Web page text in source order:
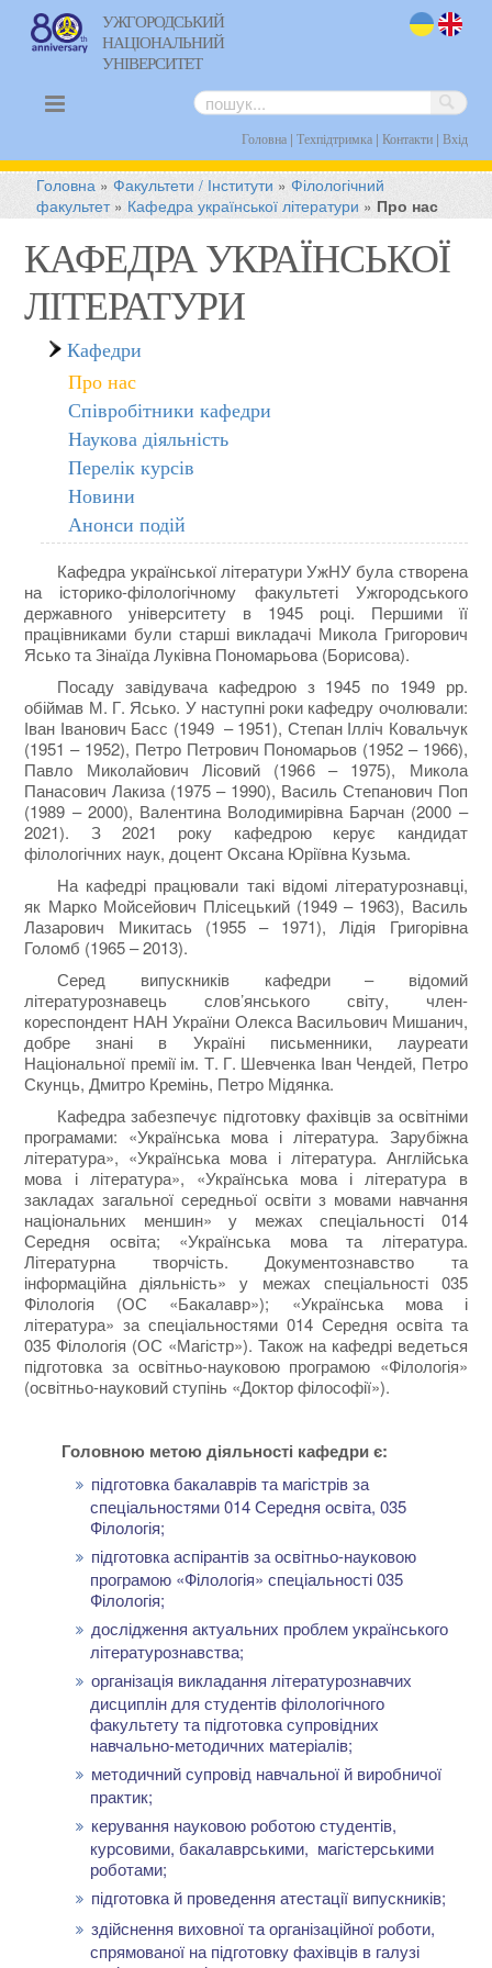
УЖГОРОДСЬКИЙ
НАЦІОНАЛЬНИЙ
УНІВЕРСИТЕТ
Головна| Техпідтримка| Контакти| Вхід
Головна »Факультети / Інститути »Філологічний
факультет» Кафедра української літератури » Про нас
КАФЕДРА УКРАЇНСЬКОЇ
ЛІТЕРАТУРИ
Кафедри
Про нас
Співробітники кафедри
Наукова діяльність
Перелік курсів
Новини
Анонси подій
Кафедра української літератури УжНУ була створена
на історико-філологічному факультеті Ужгородського
державного університету в 1945 році. Першими її
працівниками були старші викладачі Микола Григорович
Ясько та Зінаїда Луківна Пономарьова (Борисова).
Посаду завідувача кафедрою з 1945 по 1949 рр.
обіймав М. Г. Ясько. У наступні роки кафедру очолювали:
Іван Іванович Басс (1949 – 1951), Степан Ілліч Ковальчук
(1951 – 1952), Петро Петрович Пономарьов (1952 – 1966),
Павло Миколайович Лісовий (1966 – 1975), Микола
Панасович Лакиза (1975 – 1990), Василь Степанович Поп
(1989 – 2000), Валентина Володимирівна Барчан (2000 –
2021). З 2021 року кафедрою керує кандидат
філологічних наук, доцент Оксана Юріївна Кузьма.
На кафедрі працювали такі відомі літературознавці,
як Марко Мойсейович Плісецький (1949 – 1963), Василь
Лазарович Микитась (1955 – 1971), Лідія Григорівна
Голомб (1965 – 2013).
Серед випускників кафедри – відомий
літературознавець слов’янського світу, член-
кореспондент НАН України Олекса Васильович Мишанич,
добре знані в Україні письменники, лауреати
Національної премії ім. Т. Г. Шевченка Іван Чендей, Петро
Скунць, Дмитро Кремінь, Петро Мідянка.
Кафедра забезпечує підготовку фахівців за освітніми
програмами: «Українська мова і література. Зарубіжна
література», «Українська мова і література. Англійська
мова і література», «Українська мова і література в
закладах загальної середньої освіти з мовами навчання
національних меншин» у межах спеціальності 014
Середня освіта; «Українська мова та література.
Літературна творчість. Документознавство та
інформаційна діяльність» у межах спеціальності 035
Філологія (ОС «Бакалавр»); «Українська мова і
література» за спеціальностями 014 Середня освіта та
035 Філологія (ОС «Магістр»). Також на кафедрі ведеться
підготовка за освітньо-науковою програмою «Філологія»
(освітньо-науковий ступінь «Доктор філософії»).
Головною метою діяльності кафедри є:
підготовка бакалаврів та магістрів за
спеціальностями 014 Середня освіта, 035
Філологія;
підготовка аспірантів за освітньо-науковою
програмою «Філологія» спеціальності 035
Філологія;
дослідження актуальних проблем українського
літературознавства;
організація викладання літературознавчих
дисциплін для студентів філологічного
факультету та підготовка супровідних
навчально-методичних матеріалів;
методичний супровід навчальної й виробничої
практик;
керування науковою роботою студентів,
курсовими, бакалаврськими, магістерськими
роботами;
підготовка й проведення атестації випускників;
здійснення виховної та організаційної роботи,
спрямованої на підготовку фахівців в галузі